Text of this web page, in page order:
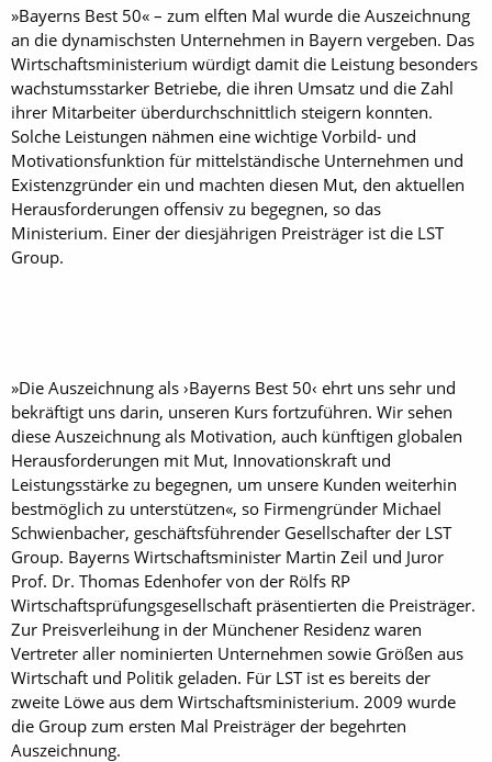
»Bayerns Best 50« – zum elften Mal wurde die Auszeichnung
an die dynamischsten Unternehmen in Bayern vergeben. Das
Wirtschaftsministerium würdigt damit die Leistung besonders
wachstumsstarker Betriebe, die ihren Umsatz und die Zahl
ihrer Mitarbeiter überdurchschnittlich steigern konnten.
Solche Leistungen nähmen eine wichtige Vorbild- und
Motivationsfunktion für mittelständische Unternehmen und
Existenzgründer ein und machten diesen Mut, den aktuellen
Herausforderungen offensiv zu begegnen, so das
Ministerium. Einer der diesjährigen Preisträger ist die LST
Group.
»Die Auszeichnung als ›Bayerns Best 50‹ ehrt uns sehr und
bekräftigt uns darin, unseren Kurs fort­zuführen. Wir sehen
diese Aus­zeichnung als Motivation, auch künftigen globalen
Herausforderungen mit Mut, Innovationskraft und
Leistungsstärke zu begegnen, um unsere Kunden weiterhin
bestmöglich zu unterstützen«, so Firmengründer Michael
Schwienbacher, geschäftsführender Gesellschafter der LST
Group. Bayerns Wirtschaftsminister Martin Zeil und Juror
Prof. Dr. Thomas Edenhofer von der Rölfs RP
Wirtschaftsprüfungsgesellschaft präsentierten die Preisträger.
Zur Preisverleihung in der Münchener Residenz waren
Vertreter aller nominierten Unternehmen sowie Größen aus
Wirtschaft und Politik geladen. Für LST ist es bereits der
zweite Löwe aus dem Wirtschaftsministerium. 2009 wurde
die Group zum ersten Mal Preisträger der begehrten
Auszeichnung.